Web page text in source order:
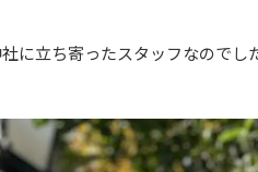
に立ち寄ったスタッフなのでし